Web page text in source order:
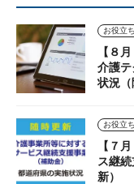
【８
介護
状況（
【７
ス継
新）